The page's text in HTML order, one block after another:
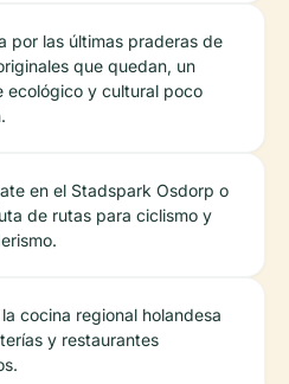
por las últimas praderas de
que quedan, un
ecológico y cultural poco
en el Stadspark Osdorp o
de rutas para ciclismo y
cocina regional holandesa
y restaurantes